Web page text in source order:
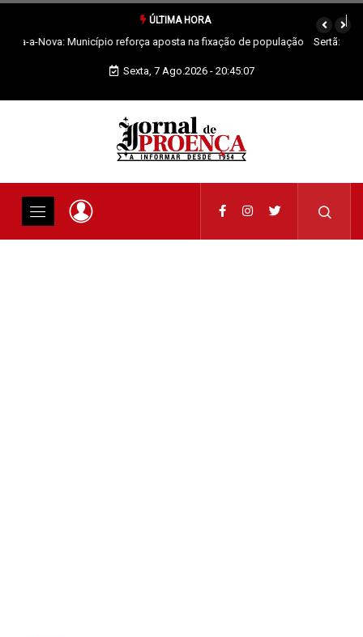
ÚLTIMA HORA
Sertã: Crianças imaginam o futuro da praia fluvial em exposição
Sexta, 7 Ago.2026 - 20:45:08